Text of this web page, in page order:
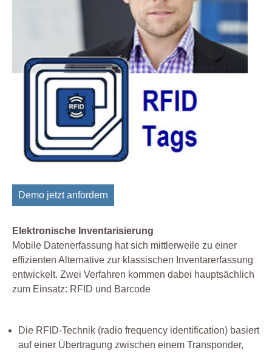
Demo jetzt anfordern
Elektronische Inventarisierung
Mobile Datenerfassung hat sich mittlerweile zu einer
effizienten Alternative zur klassischen Inventarerfassung
entwickelt. Zwei Verfahren kommen dabei hauptsächlich
zum Einsatz: RFID und Barcode
Die RFID-Technik (radio frequency identification) basiert
auf einer Übertragung zwischen einem Transponder,